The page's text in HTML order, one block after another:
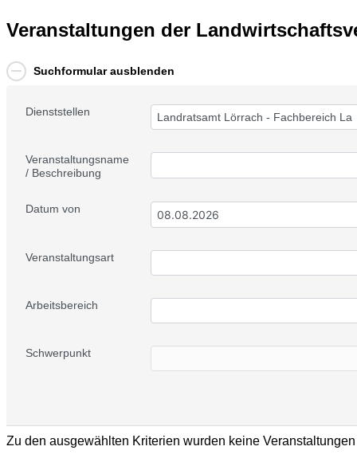
Veranstaltungen der
Suchformular ausblenden
Dienststellen Landratsamt Lörrach - Fachbereich
Veranstaltungsname
/ Beschreibung
Datum von
Veranstaltungsart
Arbeitsbereich
Schwerpunkt
Zu den ausgewählten Kriterien wurden keine